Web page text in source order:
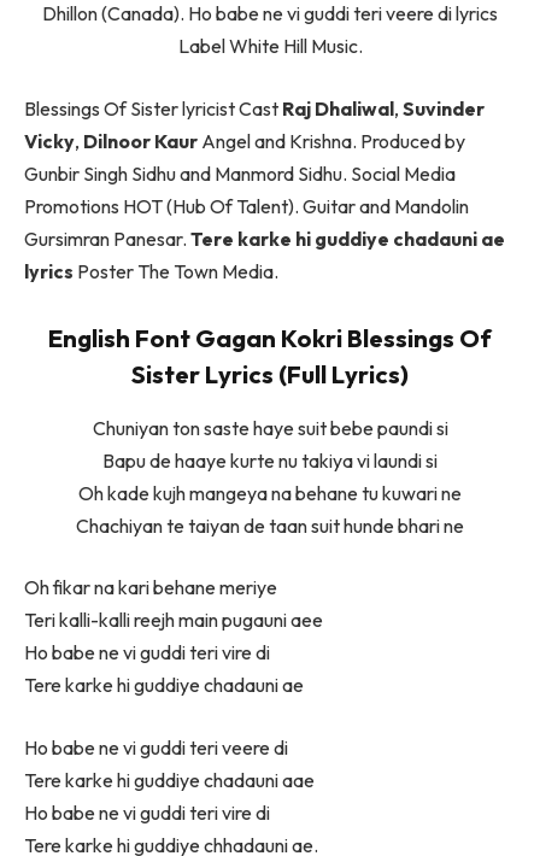
Dhillon (Canada). Ho babe ne vi guddi teri veere di lyrics
Label White Hill Music.
Blessings Of Sister lyricist Cast Raj Dhaliwal, Suvinder
Vicky, Dilnoor Kaur Angel and Krishna. Produced by
Gunbir Singh Sidhu and Manmord Sidhu. Social Media
Promotions HOT (Hub Of Talent). Guitar and Mandolin
Gursimran Panesar. Tere karke hi guddiye chadauni ae
lyrics Poster The Town Media.
English Font Gagan Kokri Blessings Of
Sister Lyrics (Full Lyrics)
Chuniyan ton saste haye suit bebe paundi si
Bapu de haaye kurte nu takiya vi laundi si
Oh kade kujh mangeya na behane tu kuwari ne
Chachiyan te taiyan de taan suit hunde bhari ne
Oh fikar na kari behane meriye
Teri kalli-kalli reejh main pugauni aee
Ho babe ne vi guddi teri vire di
Tere karke hi guddiye chadauni ae
Ho babe ne vi guddi teri veere di
Tere karke hi guddiye chadauni aae
Ho babe ne vi guddi teri vire di
Tere karke hi guddiye chhadauni ae.